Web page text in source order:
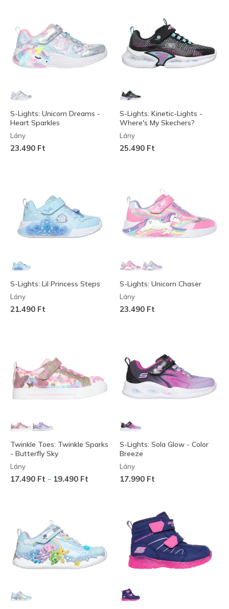
S-Lights: Unicorn Dreams -
Heart Sparkles
Lány
23.490 Ft
S-Lights: Kinetic-Lights -
Where's My Skechers?
Lány
25.490 Ft
S-Lights: Lil Princess Steps
Lány
21.490 Ft
S-Lights: Unicorn Chaser
Lány
23.490 Ft
Twinkle Toes: Twinkle Sparks
- Butterfly Sky
Lány
17.490 Ft - 19.490 Ft
S-Lights: Sola Glow - Color
Breeze
Lány
17.990 Ft